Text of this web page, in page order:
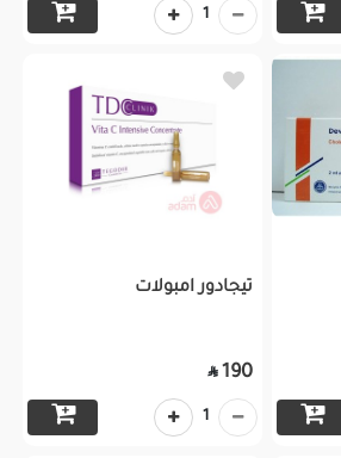
1
تيجادور امبولات
190

1